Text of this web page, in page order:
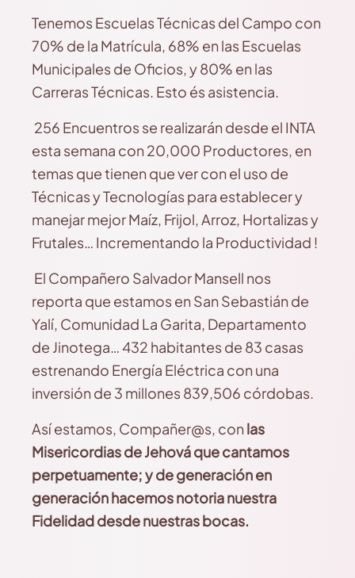
Tenemos Escuelas Técnicas del Campo con
70% de la Matrícula, 68% en las Escuelas
Municipales de Oficios, y 80% en las
Carreras Técnicas. Esto és asistencia.
256 Encuentros se realizarán desde el INTA
esta semana con 20,000 Productores, en
temas que tienen que ver con el uso de
Técnicas y Tecnologías para establecer y
manejar mejor Maíz, Frijol, Arroz, Hortalizas y
Frutales… Incrementando la Productividad !
El Compañero Salvador Mansell nos
reporta que estamos en San Sebastián de
Yalí, Comunidad La Garita, Departamento
de Jinotega… 432 habitantes de 83 casas
estrenando Energía Eléctrica con una
inversión de 3 millones 839,506 córdobas.
Así estamos, Compañer@s, conlas
Misericordias de Jehová que cantamos
perpetuamente; y de generación en
generación hacemos notorianuestra
Fidelidaddesde nuestras bocas.